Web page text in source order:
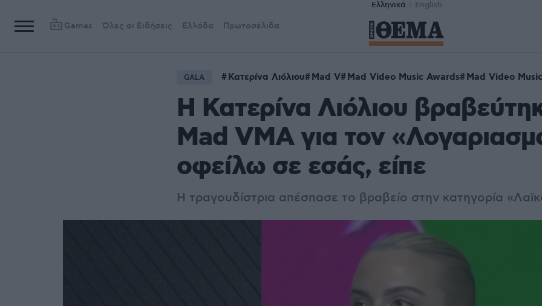
Ελληνικά English
Games Όλες οι Ειδήσεις Ελλάδα Πρωτοσέλιδα
GALA Κατερίνα Λιόλιου Mad V Mad Video Music Awards Mad Video
Η Κατερίνα Λιόλιου
Mad VMA για τον
οφείλω σε εσάς, είπε
Η τραγουδίστρια απέσπασε το βραβείο στην κατηγορία «